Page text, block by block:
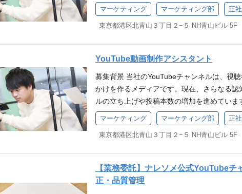
ンの魅力 ・ 「人生を変える」動画制作の圧
した動画が、誰かの結婚を後押しし、人生を
な反響 : 面白い企画はトップの判断で迅速に
られます。自分のアイデアが形になり、大
体感できます。 ・ 業界のイメージを刷新す
はダサい」という既成概念を、クリエイティ
界変革の最前線に立ち、新しい時代を切り拓
・ 成長企業の初期メンバーとしての活躍: ナ
の真っ只中。数名規模のYouTubeチームの主
プできる ・公開直前の品質を担う「ブラン
る ・提案が即反映されるスピード感と裁量
のメンテナンスおよび在庫管理 ┗最新のト
た、新規機材（カメラ、レンズ、照明、音声
出への参画 ┗チャンネル責任者やディレク
表現の観点からのアイデア出し・演出提案
ターのサポート ポジションの魅力 自分が撮
やりがいを感じられる 最新機材の導入など
ことができる 単なる「カメラマン」に留ま
ルティング、演出の知見など、動画クリエイ
キルセットを身につけることができる
Youtubeディレクターが兼任していましたが
デザインをインハウスでスピーディーに検証
のデザイナーを募集します。サムネイルを起
界観を統一してくれるコアメンバーの採用で
ネルに関わるグラフィックデザイン業務全般
制作をメインとしつつ、チーム内のデザイ
ョンです。 YouTubeサムネイルの設計・制
ーゲット（ペルソナ）やトレンドを踏まえた
キャッチコピーの配置・配色設計 ┗人物の
補正や強調）、背景の合成 ┗インパクトの
プ・座布団）のデザイン ┗公開後のCTR（
し、必要に応じたサムネイルの差し替え・
パーツの制作 ┗動画内で使用するテロップ
ンフォグラフィックスの制作 ┗動画内で表
マーケティング マーケティング部 正
東京都港区北青山３丁目２−５ NH青山ビル 5F
YouTube動画制作アシスタント
募集背景 当社のYouTubeチャンネルは、視
かけを作るメディアです。現在、さらなる
ルの立ち上げや投稿本数の増加を進めていま
ても「信頼性とクオリティ」は妥協できませ
ブランドの信頼性そして視聴者の人生を左右
を徹底的にチェックし、動画のクオリティを
および制作チーム（編集者・ディレクター）
準の管理をお任せします。 動画の品質チェ
前動画におけるテロップの誤字脱字、日本語
マーケティング マーケティング部 正
東京都港区北青山３丁目２−５ NH青山ビル 5F
【業務委託】ナレソメ公式YouTubeチ
正・品質管理